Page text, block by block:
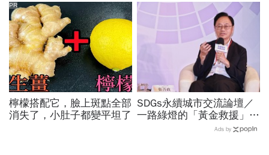
檸檬搭配它，臉上斑點全部
消失了，小肚子都變平坦了
PR
SDGs永續城市交流論壇／
一路綠燈的「黃金救援」實
踐！張善政揭桃園智慧治
Ads by